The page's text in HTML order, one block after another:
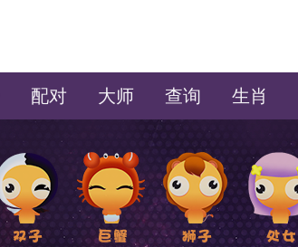
配对 大师 查询 生肖